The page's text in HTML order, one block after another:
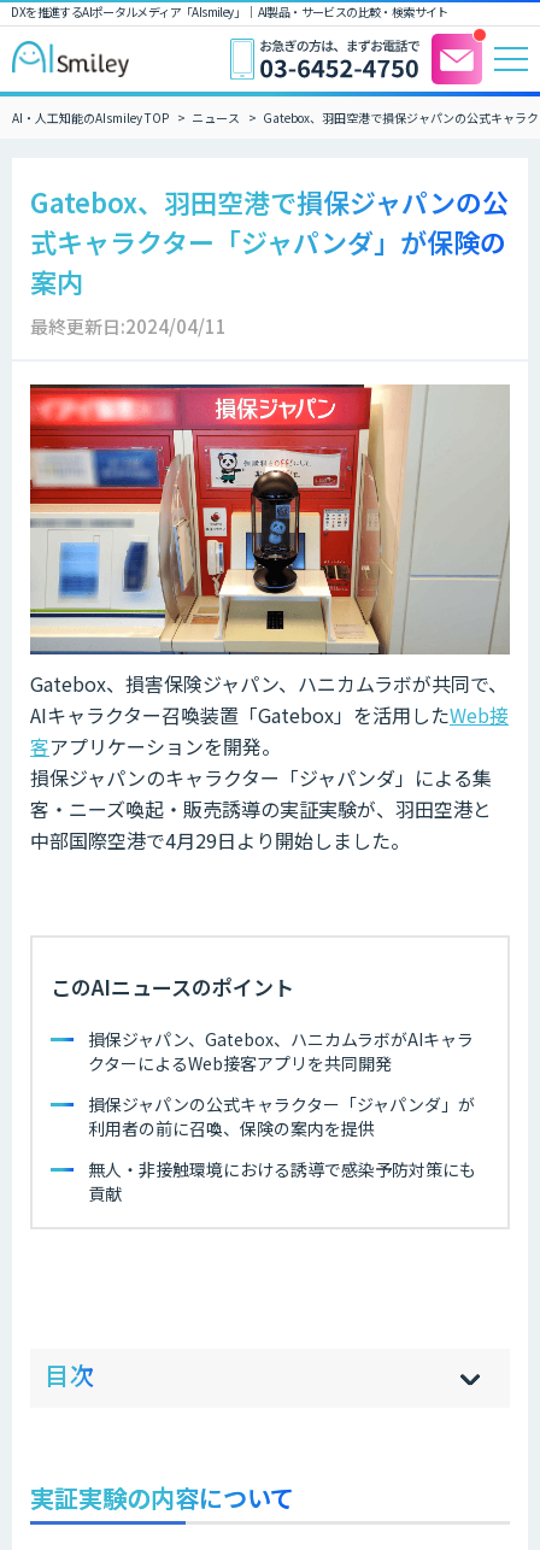
DXを推進するAIポータルメディア「AIsmiley」｜ AI製品・サービスの比較・検索サイト
AI・人工知能のAIsmiley TOP ニュース Gatebox、羽田空港で損保ジャパンの公式キャラ
Gatebox、羽田空港で損保ジャパンの公
式キャラクター「ジャパンダ」が保険の
案内
最終更新日:2024/04/11
Gatebox、損害保険ジャパン、ハニカムラボが共同で、
AIキャラクター召喚装置「Gatebox」を活用したWeb接
客アプリケーションを開発。
損保ジャパンのキャラクター「ジャパンダ」による集
客・ニーズ喚起・販売誘導の実証実験が、羽田空港と
中部国際空港で4月29日より開始しました。
このAIニュースのポイント
損保ジャパン、Gatebox、ハニカムラボがAIキャラ
クターによるWeb接客アプリを共同開発
損保ジャパンの公式キャラクター「ジャパンダ」が
利用者の前に召喚、保険の案内を提供
無人・非接触環境における誘導で感染予防対策にも
貢献
目次 hi
]
sh
]
実証実験の内容について